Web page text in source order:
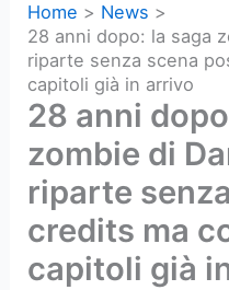
Home
News
28 anni dopo: la saga
riparte senza scena
capitoli già in arrivo
28 anni
zombie di
riparte
credits ma
capitoli già